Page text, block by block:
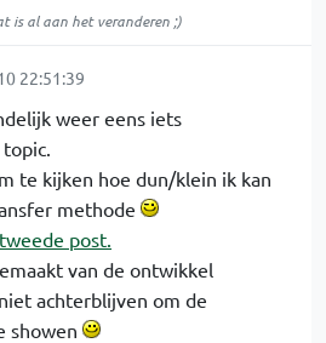
is al aan het veranderen ;)
22:51:39
weer eens iets
te kijken hoe dun/klein ik kan
methode
tweede post.
van de ontwikkel
achterblijven om de
showen